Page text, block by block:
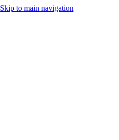
Skip to main navigation